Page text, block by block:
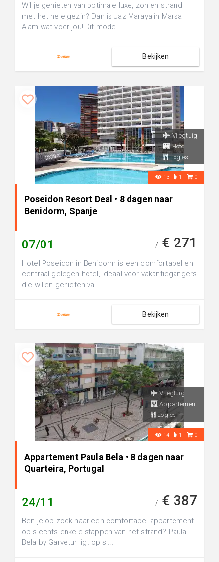
Wil je genieten van optimale luxe, zon en strand
met het hele gezin? Dan is Jaz Maraya in Marsa
Alam wat voor jou! Dit mode...
Bekijken
Vliegtuig
Hotel
Logies
13 1 0
Poseidon Resort Deal • 8 dagen naar
Benidorm, Spanje
07/01 +/- € 271
Hotel Poseidon in Benidorm is een comfortabel en
centraal gelegen hotel, ideaal voor vakantiegangers
die willen genieten va...
Bekijken
Vliegtuig
Appartement
Logies
14 1 0
Appartement Paula Bela • 8 dagen naar
Quarteira, Portugal
24/11 +/- € 387
Ben je op zoek naar een comfortabel appartement
op slechts enkele stappen van het strand? Paula
Bela by Garvetur ligt op sl...